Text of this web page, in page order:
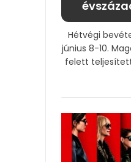
Hétvégi
június 8-10.
felett teljesített